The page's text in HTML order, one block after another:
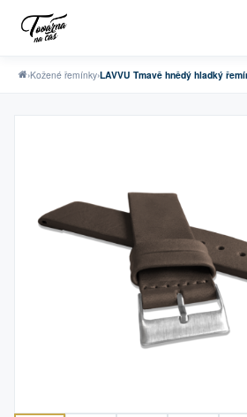
›Kožené řemínky›